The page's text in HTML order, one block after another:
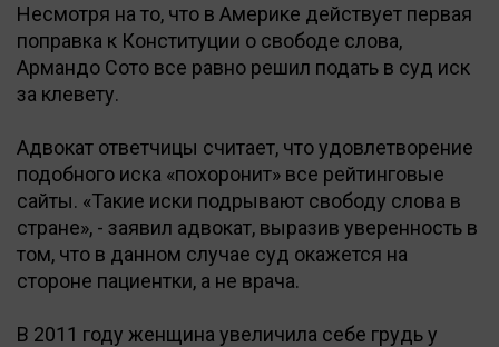
Несмотря на то, что в Америке действует первая
поправка к Конституции о свободе слова,
Армандо Сото все равно решил подать в суд иск
за клевету.
Адвокат ответчицы считает, что удовлетворение
подобного иска «похоронит» все рейтинговые
сайты. «Такие иски подрывают свободу слова в
стране», - заявил адвокат, выразив уверенность в
том, что в данном случае суд окажется на
стороне пациентки, а не врача.
В 2011 году женщина увеличила себе грудь у